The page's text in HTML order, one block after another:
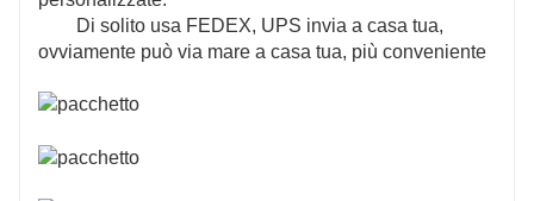
Di solito usa FEDEX, UPS invia a casa tua,
ovviamente può via mare a casa tua, più conveniente